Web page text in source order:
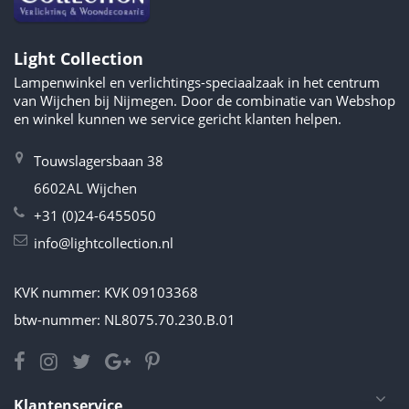
Light Collection
Lampenwinkel en verlichtings-speciaalzaak in het centrum
van Wijchen bij Nijmegen. Door de combinatie van Webshop
en winkel kunnen we service gericht klanten helpen.
Touwslagersbaan 38
6602AL Wijchen
+31 (0)24-6455050
info@lightcollection.nl
KVK nummer: KVK 09103368
btw-nummer: NL8075.70.230.B.01